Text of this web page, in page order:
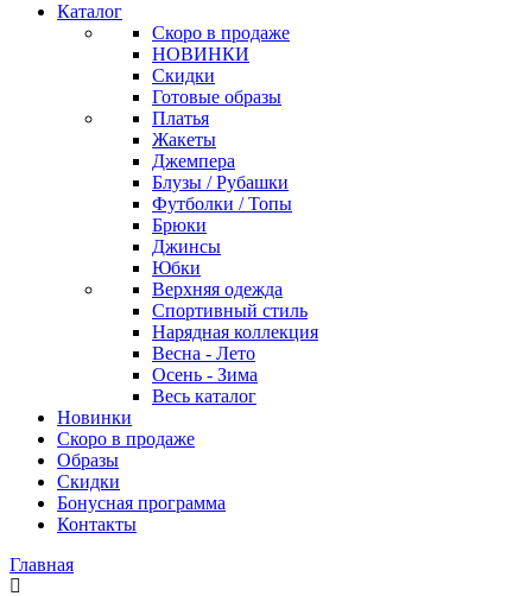
Каталог
Скоро в продаже
НОВИНКИ
Скидки
Готовые образы
Платья
Жакеты
Джемпера
Блузы / Рубашки
Футболки / Топы
Брюки
Джинсы
Юбки
Верхняя одежда
Спортивный стиль
Нарядная коллекция
Весна - Лето
Осень - Зима
Весь каталог
Новинки
Скоро в продаже
Образы
Скидки
Бонусная программа
Контакты
Главная